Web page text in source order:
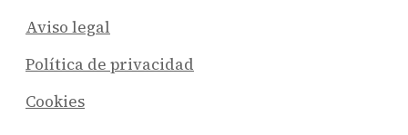
Aviso legal
Política de privacidad
Cookies